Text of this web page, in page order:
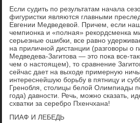
Если судить по результатам начала
фигуристки являются главными
Евгении Медведевой. Причем, если
чемпионка и «полная» рекордсменка
серьезные ошибки, все равно
на приличной дистанции (разговоры о
Медведева-Загитова — это пока все-
чем о настоящем), то сравнение
сейчас дает на выходе примерную
интереснейшую борьбу в пятницу и
Гренобля, столицы белой Олимпиады
года) давности. Речь, можно сказать,
схватки за серебро Пхенчхана!
ПИАФ И ЛЕБЕДЬ